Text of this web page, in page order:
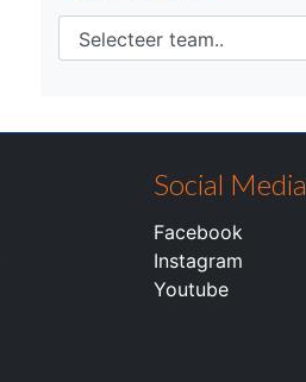
Social Media
Facebook
Instagram
Youtube